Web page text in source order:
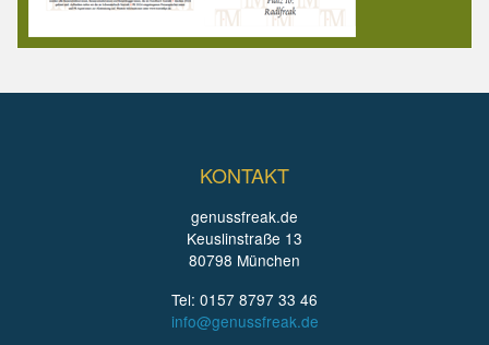
KONTAKT
genussfreak.de
Keuslinstraße 13
80798 München
Tel: 0157 8797 33 46
info@genussfreak.de